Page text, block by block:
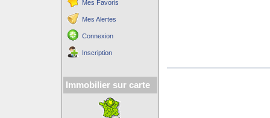
Mes Favoris
Mes Alertes
Connexion
Inscription
Immobilier sur carte